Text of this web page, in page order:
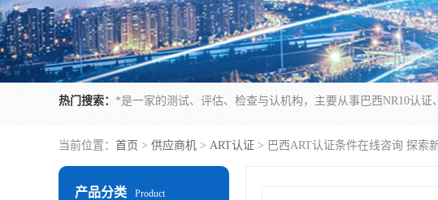
热门搜索：
当前位置： 首页 > 供应商机 > ART认证 > 巴西ART认证条件在线咨询 探索
产品分类 Product